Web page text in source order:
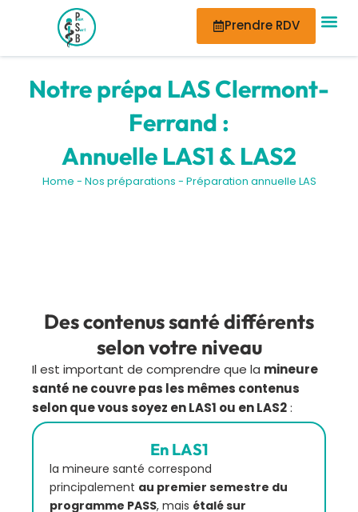
Prendre RDV
Notre prépa LAS Clermont-
Ferrand :
Annuelle LAS1 & LAS2
Home - Nos préparations - Préparation annuelle LAS
Des contenus santé différents
selon votre niveau
Il est important de comprendre que la mineure
santé ne couvre pas les mêmes contenus
selon que vous soyez en LAS1 ou en LAS2:
En LAS1
la mineure santé correspond
principalement au premier semestre du
programme PASS, mais étalé sur